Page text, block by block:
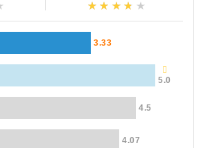
3.33
5.0
4.5
4.07